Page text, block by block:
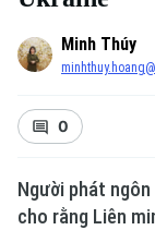
Minh Thúy
0
Người phát
cho rằng Liên